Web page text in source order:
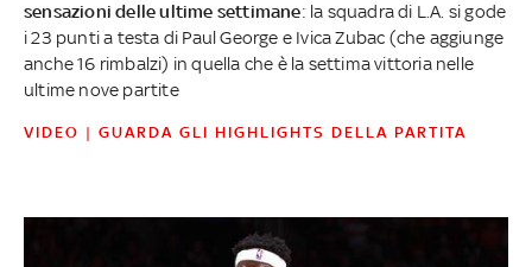
sensazioni delle ultime settimane: la squadra di L.A. si gode
i 23 punti a testa di Paul George e Ivica Zubac (che aggiunge
anche 16 rimbalzi) in quella che è la settima vittoria nelle
ultime nove partite
VIDEO | GUARDA GLI HIGHLIGHTS DELLA PARTITA